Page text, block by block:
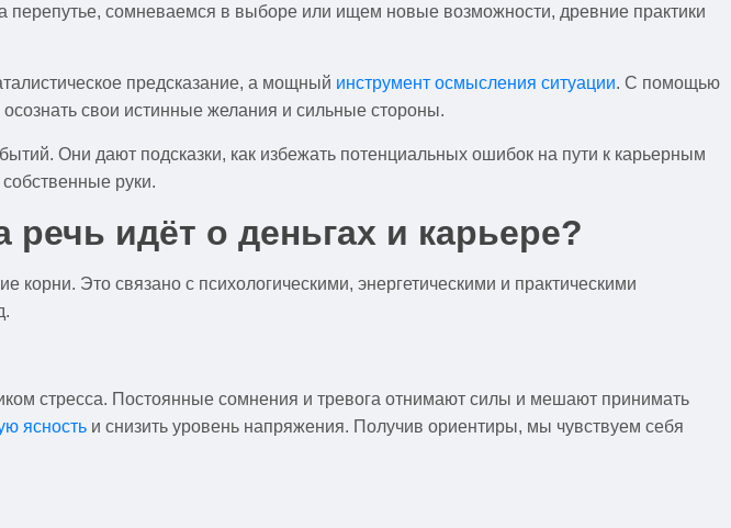
перепутье, сомневаемся в выборе или ищем новые возможности, древние практики
предсказание, а мощный инструмент осмысления ситуации. С помощью
свои истинные желания и сильные стороны.
Они дают подсказки, как избежать потенциальных ошибок на пути к карьерным
руки.
идёт о деньгах и карьере?
Это связано с психологическими, энергетическими и практическими
стресса. Постоянные сомнения и тревога отнимают силы и мешают принимать
ясность и снизить уровень напряжения. Получив ориентиры, мы чувствуем себя